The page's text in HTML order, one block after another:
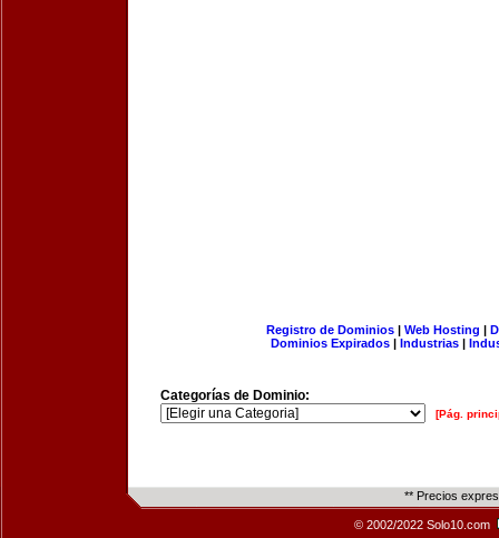
Registro de Dominios| Web Hosting |
Dominios Expirados | Industrias |
Categorías de Dominio:
[Pág.
** Precios
© 2002/2022 Solo10.com